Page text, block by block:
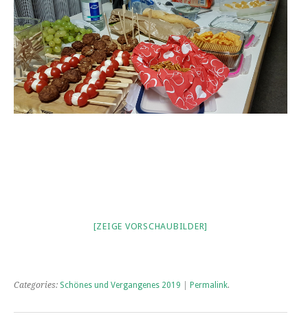
[ZEIGE VORSCHAUBILDER]
Categories: Schönes und Vergangenes 2019 Permalink.